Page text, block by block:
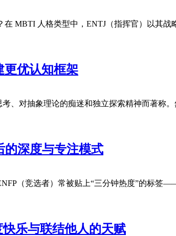
MBTI 人格类型中，ENTJ（指挥官）以其
更优认知框架
、对抽象理论的痴迷和独立探索精神而著称
的深度与专注模式
（竞选者）常被贴上“三分钟热度”的标
乐与联结他人的天赋